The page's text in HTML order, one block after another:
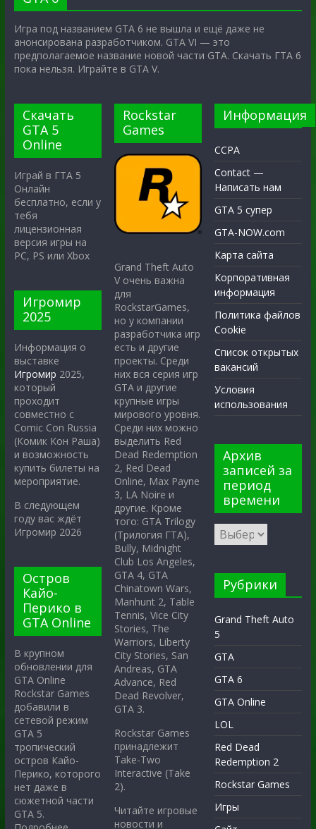
Игра под названием GTA 6 не вышла и ещё даже не
анонсирована разработчиком. GTA VI — это
предполагаемое название новой части GTA. Скачать ГТА 6
пока нельзя. Играйте в GTA V.
Скачать
GTA 5
Online
Играй в ГТА 5
Онлайн
бесплатно, если у
тебя
лицензионная
версия игры на
PC, PS или Xbox
Игромир
2025
Информация о
выставке
Игромир 2025,
который
проходит
совместно с
Comic Con Russia
(Комик Кон Раша)
и возможность
купить билеты на
мероприятие.
В следующем
году вас ждёт
Игромир 2026
Остров
Кайо-
Перико в
GTA Online
В крупном
обновлении для
GTA Online
Rockstar Games
добавили в
сетевой режим
GTA 5
тропический
остров Кайо-
Перико, которого
нет даже в
сюжетной части
GTA 5.
Rockstar
Games
Grand Theft Auto
V очень важна
для
RockstarGames,
но у компании
разработчика игр
есть и другие
проекты. Среди
них вся серия игр
GTA и другие
крупные игры
мирового уровня.
Среди них можно
выделить Red
Dead Redemption
2, Red Dead
Online, Max Payne
3, LA Noire и
другие. Кроме
того: GTA Trilogy
(Трилогия ГТА),
Bully, Midnight
Club Los Angeles,
GTA 4, GTA
Chinatown Wars,
Manhunt 2, Table
Tennis, Vice City
Stories, The
Warriors, Liberty
City Stories, San
Andreas, GTA
Advance, Red
Dead Revolver,
GTA 3.
Rockstar Games
принадлежит
Take-Two
Interactive (Take
2).
Читайте игровые
новости и
Информация
CCPA
Contact —
Написать нам
GTA 5 супер
GTA-NOW.com
Карта сайта
Корпоративная
информация
Политика файлов
Cookie
Список открытых
вакансий
Условия
использования
Архив
записей за
период
времени
Рубрики
Grand Theft Auto
5
GTA
GTA 6
GTA Online
LOL
Red Dead
Redemption 2
Rockstar Games
Игры